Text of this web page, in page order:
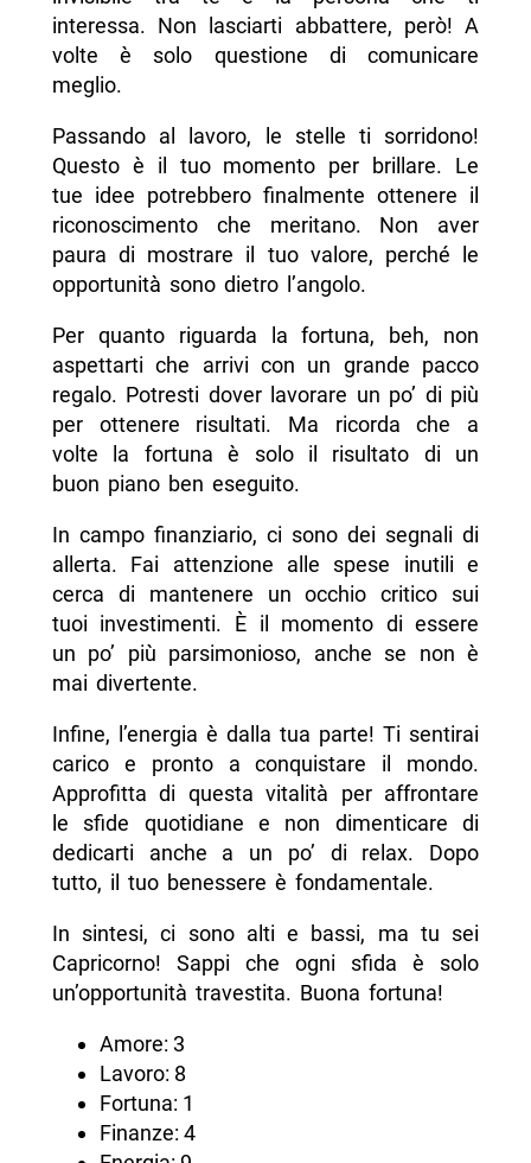
interessa. Non lasciarti abbattere, però! A
volte è solo questione di comunicare
meglio.
Passando al lavoro, le stelle ti sorridono!
Questo è il tuo momento per brillare. Le
tue idee potrebbero finalmente ottenere il
riconoscimento che meritano. Non aver
paura di mostrare il tuo valore, perché le
opportunità sono dietro l’angolo.
Per quanto riguarda la fortuna, beh, non
aspettarti che arrivi con un grande pacco
regalo. Potresti dover lavorare un po’ di più
per ottenere risultati. Ma ricorda che a
volte la fortuna è solo il risultato di un
buon piano ben eseguito.
In campo finanziario, ci sono dei segnali di
allerta. Fai attenzione alle spese inutili e
cerca di mantenere un occhio critico sui
tuoi investimenti. È il momento di essere
un po’ più parsimonioso, anche se non è
mai divertente.
Infine, l’energia è dalla tua parte! Ti sentirai
carico e pronto a conquistare il mondo.
Approfitta di questa vitalità per affrontare
le sfide quotidiane e non dimenticare di
dedicarti anche a un po’ di relax. Dopo
tutto, il tuo benessere è fondamentale.
In sintesi, ci sono alti e bassi, ma tu sei
Capricorno! Sappi che ogni sfida è solo
un’opportunità travestita. Buona fortuna!
Amore: 3
Lavoro: 8
Fortuna: 1
Finanze: 4